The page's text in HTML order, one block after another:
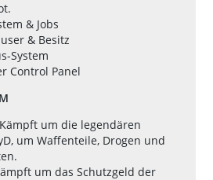
& Jobs
& Besitz
System
Control Panel
um die legendären
um Waffenteile, Drogen und
um das Schutzgeld der